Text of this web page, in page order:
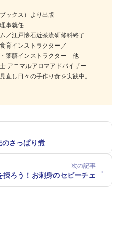
ックス）より出版
事就任
／江戸懐石近茶流研修科終了
育インストラクター／
薬膳インストラクター 他
アニマルアロマアドバイザー
直し日々の手作り食を実践中。
のさっぱり煮
次の記事
摂ろう！お刺身のセビーチェ →